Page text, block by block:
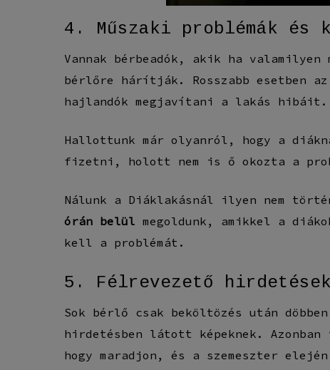
4. Műszaki problémák és
Vannak bérbeadók, akik ha
bérlőre hárítják. Rosszabb esetben
hajlandók megjavítani a lakás hibáit.
Hallottunk már olyanról, hogy a
fizetni, holott nem is ő okozta a
Nálunk a Diáklakásnál ilyen nem
órán belül megoldunk, amikkel a
kell a problémát.
5. Félrevezető
Sok bérlő csak beköltözés után
hirdetésben látott képeknek.
hogy maradjon, és a szemeszter